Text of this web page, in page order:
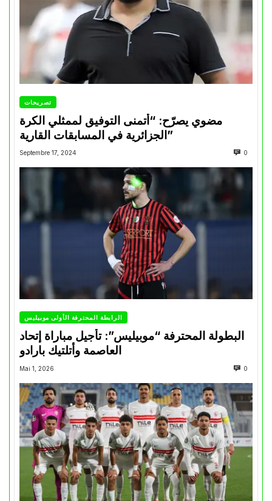
تصريحات
مضوي يصرّح: “أتمنى التوفيق لممثلي الكرة
الجزائرية في المسابقات القارية”
Septembre 17, 2024 0
الرابطة المحترفة الأولى موبيليس
البطولة المحترفة “موبيليس”: تأجيل مباراة إتحاد
العاصمة وأتلتيك بارادو
Mai 1, 2026 0